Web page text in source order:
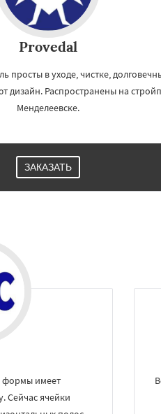
Решетниково
Provedal
просты в уходе, чистке,
дизайн. Распространены на
Менделеевске.
ЗАКАЗАТЬ
формы имеет
Сейчас ячейки